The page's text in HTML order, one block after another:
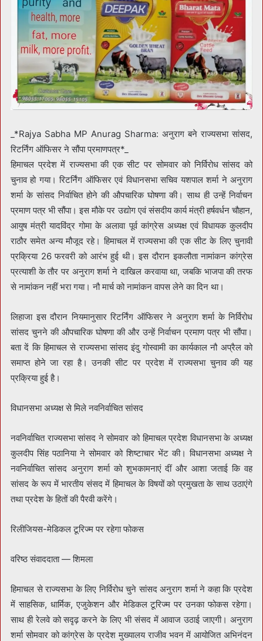
_*Rajya Sabha MP Anurag Sharma: अनुराग बने राज्यसभा सांसद,
रिटर्निंग ऑफिसर ने सौंपा प्रमाणपत्र*_
हिमाचल प्रदेश में राज्यसभा की एक सीट पर सोमवार को निर्विरोध सांसद को
चुनाव हो गया। रिटर्निंग ऑफिसर एवं विधानसभा सचिव यशपाल शर्मा ने अनुराग
शर्मा के सांसद निर्वाचित होने की औपचारिक घोषणा की। साथ ही उन्हें निर्वाचन
प्रमाण पत्र भी सौंपा। इस मौके पर उद्योग एवं संसदीय कार्य मंत्री हर्षवर्धन चौहान,
आयुष मंत्री यादविंद्र गोमा के अलावा पूर्व कांग्रेस अध्यक्ष एवं विधायक कुलदीप
राठौर समेत अन्य मौजूद रहे। हिमाचल में राज्यसभा की एक सीट के लिए चुनावी
प्रक्रिया 26 फरवरी को आरंभ हुई थी। इस दौरान इकलौता नामांकन कांग्रेस
प्रत्याशी के तौर पर अनुराग शर्मा ने दाखिल करवाया था, जबकि भाजपा की तरफ
से नामांकन नहीं भरा गया। नौ मार्च को नामांकन वापस लेने का दिन था।
लिहाजा इस दौरान नियमानुसार रिटर्निंग ऑफिसर ने अनुराग शर्मा के निर्विरोध
सांसद चुनने की औपचारिक घोषणा की और उन्हें निर्वाचन प्रमाण पत्र भी सौंपा।
बता दें कि हिमाचल से राज्यसभा सांसद इंदु गोस्वामी का कार्यकाल नौ अप्रैल को
समाप्त होने जा रहा है। उनकी सीट पर प्रदेश में राज्यसभा चुनाव की यह
प्रक्रिया हुई है।
विधानसभा अध्यक्ष से मिले नवनिर्वाचित सांसद
नवनिर्वाचित राज्यसभा सांसद ने सोमवार को हिमाचल प्रदेश विधानसभा के अध्यक्ष
कुलदीप सिंह पठानिया ने सोमवार को शिष्टाचार भेंट की। विधानसभा अध्यक्ष ने
नवनिर्वाचित सांसद अनुराग शर्मा को शुभकामनाएं दीं और आशा जताई कि वह
सांसद के रूप में भारतीय संसद में हिमाचल के विषयों को प्रमुखता के साथ उठाएंगे
तथा प्रदेश के हितों की पैरवी करेंगे।
रिलीजियस-मेडिकल टूरिज्म पर रहेगा फोकस
वरिष्ठ संवाददाता — शिमला
हिमाचल से राज्यसभा के लिए निर्विरोध चुने सांसद अनुराग शर्मा ने कहा कि प्रदेश
में साहसिक, धार्मिक, एजुकेशन और मेडिकल टूरिज्म पर उनका फोकस रहेगा।
साथ ही रेलवे को सदृढ़ करने के लिए भी संसद में आवाज उठाई जाएगी। अनुराग
शर्मा सोमवार को कांग्रेस के प्रदेश मुख्यालय राजीव भवन में आयोजित अभिनंदन